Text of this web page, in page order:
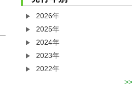
2026年
2025年
2024年
2023年
2022年